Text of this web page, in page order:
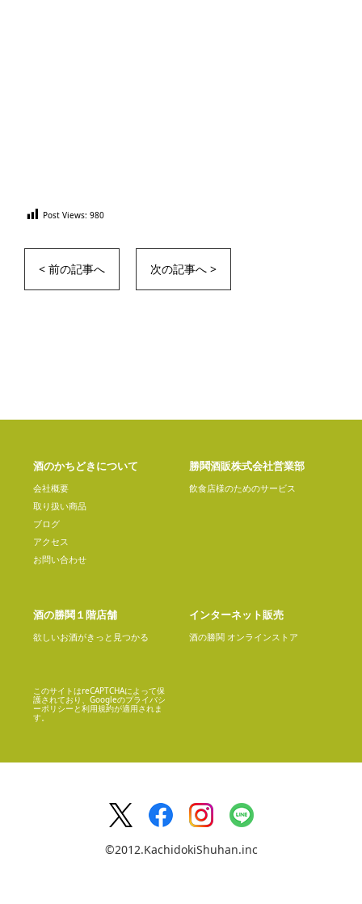
Post Views: 980
< 前の記事へ 次の記事へ >
酒のかちどきについて
会社概要
取り扱い商品
ブログ
アクセス
お問い合わせ
勝鬨酒販株式会社営業部
飲食店様のためのサービス
酒の勝鬨１階店舗
欲しいお酒がきっと見つかる
インターネット販売
酒の勝鬨 オンラインストア
このサイトはreCAPTCHAによって保
護されており、Googleのプライバシ
ーポリシー と利用規約が適用されま
す。
©2012.KachidokiShuhan.inc